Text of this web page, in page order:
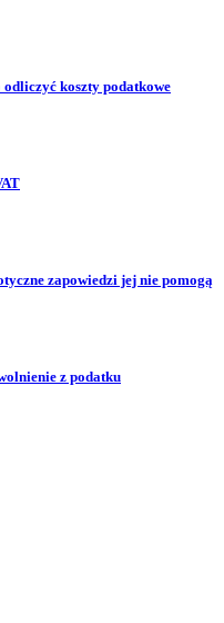
koszty podatkowe
zapowiedzi jej nie pomogą
z podatku